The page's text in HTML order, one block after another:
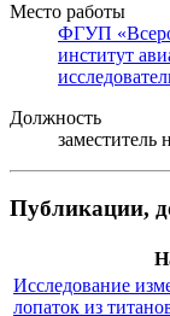
Место работы
ФГУП
институт
Должность
заместитель
Публикации,
Исследование
лопаток из